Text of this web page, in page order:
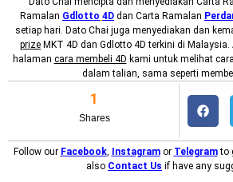
Ramalan Gdlotto 4D dan Carta Ramalan
setiap hari. Dato Chai juga menyediakan dan
prize MKT 4D dan Gdlotto 4D terkini di Malaysia.
halaman cara membeli 4D kami untuk melihat
dalam talian, sama seperti
Shares
1
Follow our Facebook, Instagramor Telegramto
also Contact Us if have any